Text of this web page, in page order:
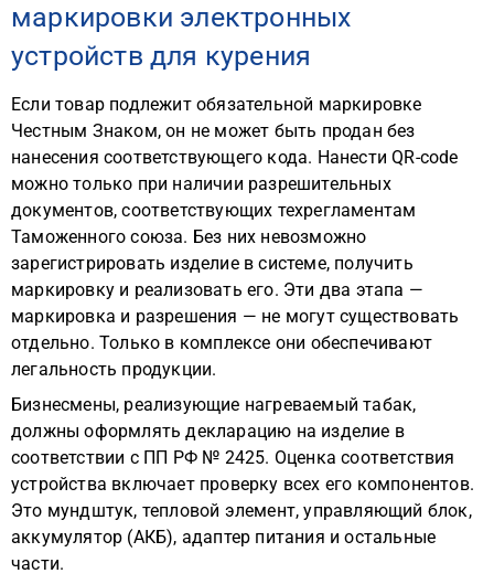
маркировки электронных
устройств для курения
Если товар подлежит обязательной маркировке
Честным Знаком, он не может быть продан без
нанесения соответствующего кода. Нанести QR-code
можно только при наличии разрешительных
документов, соответствующих техрегламентам
Таможенного союза. Без них невозможно
зарегистрировать изделие в системе, получить
маркировку и реализовать его. Эти два этапа —
маркировка и разрешения — не могут существовать
отдельно. Только в комплексе они обеспечивают
легальность продукции.
Бизнесмены, реализующие нагреваемый табак,
должны оформлять декларацию на изделие в
соответствии с ПП РФ № 2425. Оценка соответствия
устройства включает проверку всех его компонентов.
Это мундштук, тепловой элемент, управляющий блок,
аккумулятор (АКБ), адаптер питания и остальные
части.